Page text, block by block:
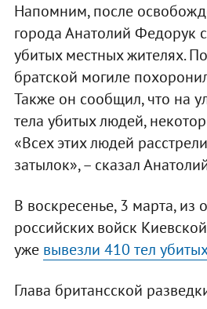
Напомним, после
города Анатолий Федорук
убитых местных жителях.
братской могиле
Также он сообщил, что на
тела убитых людей,
«Всех этих людей
затылок», – сказал
В воскресенье, 3 марта, из
российских войск
уже вывезли 410 тел
Глава британсской